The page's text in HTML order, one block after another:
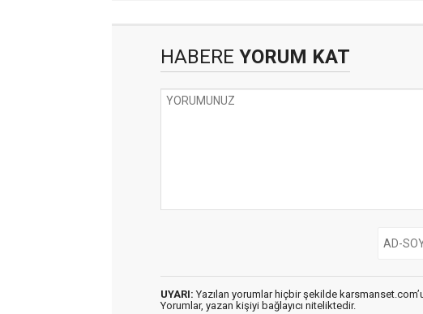
HABERE YORUM KAT
UYARI: Yazılan yorumlar hiçbir şekilde
Yorumlar, yazan kişiyi bağlayıcı niteliktedir.